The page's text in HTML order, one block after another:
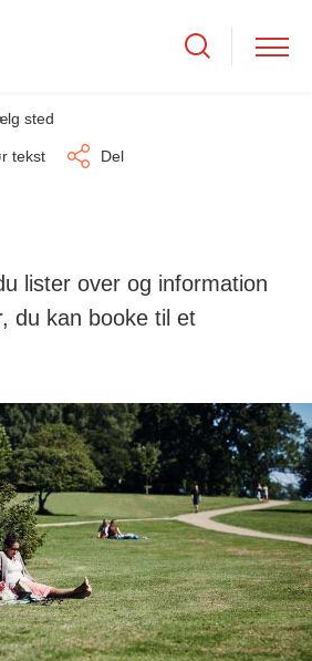
sted
tekst Del
lister over og information
du kan booke til et